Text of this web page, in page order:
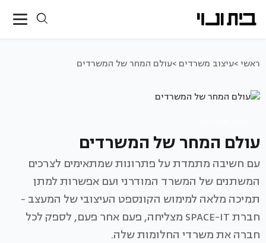
ראשי >עיצוב משרדים >עולם המחר של המשרדים
עולם המחר של המשרדים
עם חשיבה מתמדת על פתרונות שמתאימים לצרכים
המשתנים של המשרד המודרני ועם אפשרות למתן
תמיכה מלאה למימוש הקונספט העיצובי של המעצב -
חברת SPACE-IT מצליחה, פעם אחר פעם, לספק לכל
חברה את משרדי החלומות שלה.